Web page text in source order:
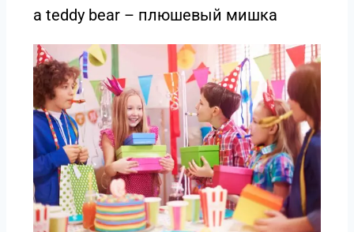
a teddy bear – плюшевый мишка